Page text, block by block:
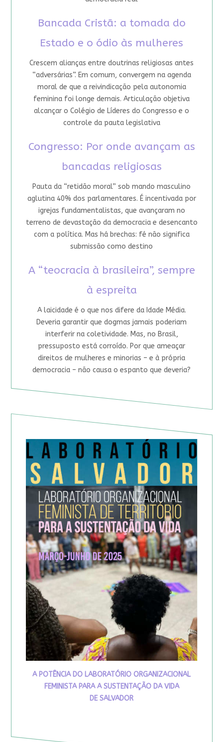
Bancada Cristã: a tomada do
Estado e o ódio às mulheres
Crescem alianças entre doutrinas religiosas antes
“adversárias”. Em comum, convergem na agenda
moral de que a reivindicação pela autonomia
feminina foi longe demais. Articulação objetiva
alcançar o Colégio de Líderes do Congresso e o
controle da pauta legislativa
Congresso: Por onde avançam as
bancadas religiosas
Pauta da “retidão moral” sob mando masculino
aglutina 40% dos parlamentares. É incentivada por
igrejas fundamentalistas, que avançaram no
terreno de devastação da democracia e desencanto
com a política. Mas há brechas: fé não significa
submissão como destino
A “teocracia à brasileira”, sempre
à espreita
A laicidade é o que nos difere da Idade Média.
Deveria garantir que dogmas jamais poderiam
interferir na coletividade. Mas, no Brasil,
pressuposto está corroído. Por que ameaçar
direitos de mulheres e minorias – e à própria
democracia – não causa o espanto que deveria?
A POTÊNCIA DO LABORATÓRIO ORGANIZACIONAL
FEMINISTA PARA A SUSTENTAÇÃO DA VIDA
DE SALVADOR